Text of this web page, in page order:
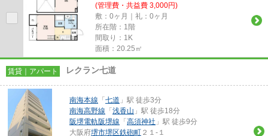
(管理費・共益費 3,000円)
敷：0ヶ月｜礼：0ヶ月
所在階：1階
間取り：1K
面積：20.25㎡
賃貸｜アパート レクラン七道
南海本線 「 七道 」駅 徒歩3分
南海高野線 「 浅香山 」駅 徒歩18分
阪堺電軌阪堺線 「 高須神社 」駅 徒歩9分
大阪府堺市堺区鉄砲町 ２１-１